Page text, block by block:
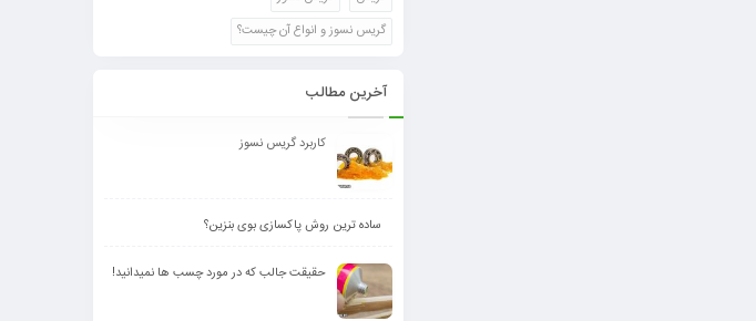
گریس نسوز و انواع آن چیست؟
آخرین مطالب
کاربرد گریس نسوز
ساده ترین روش پاکسازی بوی بنزین؟
حقیقت جالب که در مورد چسب ها نمیدانید!